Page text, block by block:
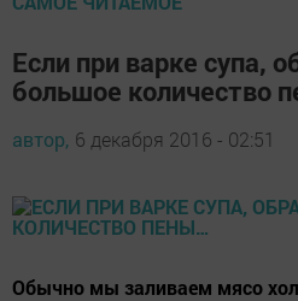
Если при варке супа,
большое количество
автор, 6 декабря 2016 - 02:51
Обычно мы заливаем мясо